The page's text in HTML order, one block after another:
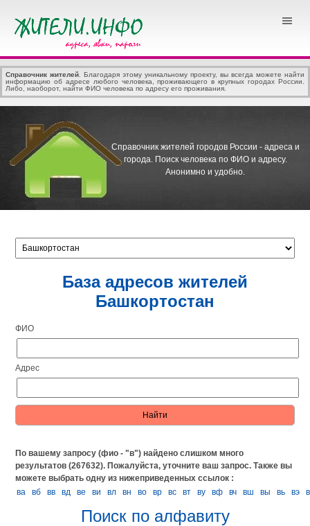
Справочник жителей . Благодаря этому уникальному проекту, вы всегда можете найти
информацию об адресе любого человека, проживающего в крупных городах России.
Либо, наоборот, найти ФИО человека по адресу его проживания.
Справочник жителей городов России - адреса и
города. Поиск человека по ФИО и адресу.
Анонимно и удобно.
База адресов жителей
Башкортостан
ФИО
Адрес
По вашему запросу (фио - "в") найдено слишком много
результатов (267632). Пожалуйста, уточните ваш запрос.Также вы
можете выбрать одну из нижеприведенных ссылок :
ва
вб вв вд ве ви вл вн во вр вс вт ву вф вч вш вы вь вэ
Поиск по алфавиту